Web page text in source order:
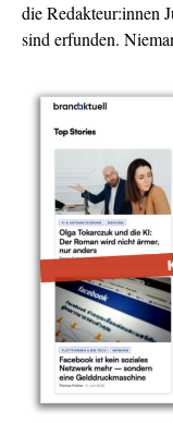
die Redakteur:innen
sind erfunden.